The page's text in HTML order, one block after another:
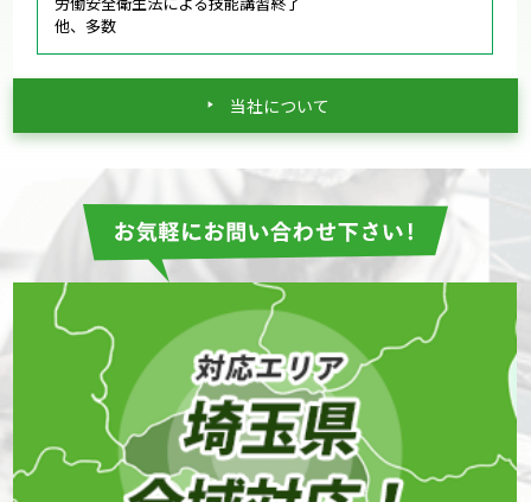
他、多数
当社について